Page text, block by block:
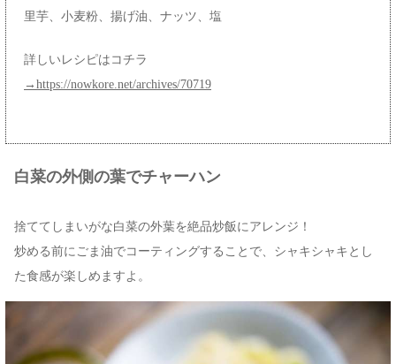
里芋、小麦粉、揚げ油、ナッツ、塩
詳しいレシピはコチラ
→https://nowkore.net/archives/70719
白菜の外側の葉でチャーハン
捨ててしまいがな白菜の外葉を絶品炒飯にアレンジ！
炒める前にごま油でコーティングすることで、シャキシャキとし
た食感が楽しめますよ。